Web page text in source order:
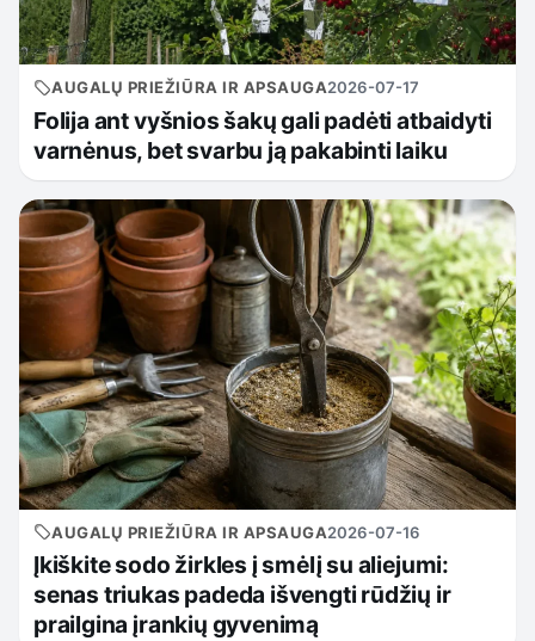
AUGALŲ PRIEŽIŪRA IR APSAUGA2026-07-17
Folija ant vyšnios šakų gali padėti atbaidyti
varnėnus, bet svarbu ją pakabinti laiku
AUGALŲ PRIEŽIŪRA IR APSAUGA2026-07-16
Įkiškite sodo žirkles į smėlį su aliejumi:
senas triukas padeda išvengti rūdžių ir
prailgina įrankių gyvenimą